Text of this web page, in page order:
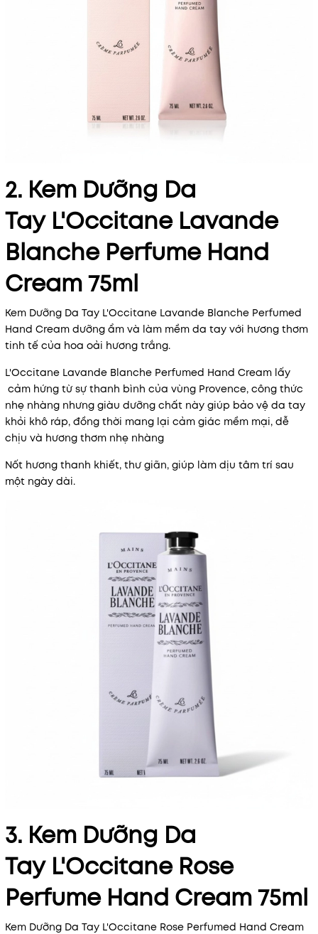
2. Kem Dưỡng Da
Tay L'Occitane Lavande
Blanche Perfume Hand
Cream 75ml
Kem Dưỡng Da Tay L'Occitane Lavande Blanche Perfumed
Hand Cream dưỡng ẩm và làm mềm da tay với hương thơm
tinh tế của hoa oải hương trắng.
L'Occitane Lavande Blanche Perfumed Hand Cream lấy
cảm hứng từ sự thanh bình của vùng Provence, công thức
nhẹ nhàng nhưng giàu dưỡng chất này giúp bảo vệ da tay
khỏi khô ráp, đồng thời mang lại cảm giác mềm mại, dễ
chịu và hương thơm nhẹ nhàng
Nốt hương thanh khiết, thư giãn, giúp làm dịu tâm trí sau
một ngày dài.
3. Kem Dưỡng Da
Tay L'Occitane Rose
Perfume Hand Cream 75ml
Kem Dưỡng Da Tay L'Occitane Rose Perfumed Hand Cream